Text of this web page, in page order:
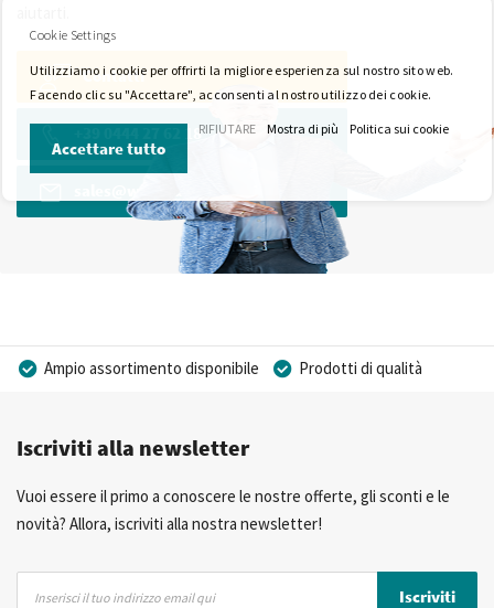
Contatti
+39 0444 27 62 18
Ampio assortimento disponibile
Prodotti di qualità
Consulenza Personalizzata
Iscriviti alla newsletter
Vuoi essere il primo a conoscere le nostre offerte, gli sconti e le
novità? Allora, iscriviti alla nostra newsletter!
Iscriviti
Cookie Settings
Utilizziamo i cookie per offrirti la migliore esperienza sul nostro sito web.
Facendo clic su "Accettare", acconsenti al nostro utilizzo dei cookie.
Accettare tutto
RIFIUTARE Mostra di più Politica sui cookie